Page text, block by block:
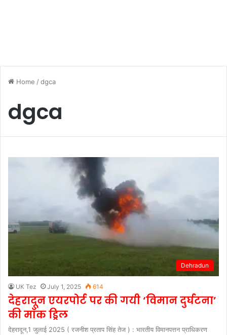
Home /dgca
dgca
Dehradun
UK Tez July 1, 2025 614
देहरादून एयरपोर्ट पर की गयी ‘विमान दुर्घटना’
की मॉक ड्रिल
देहरादून,1 जुलाई 2025 ( रजनीश प्रताप सिंह तेज ) : भारतीय विमानपत्तन प्राधिकरण